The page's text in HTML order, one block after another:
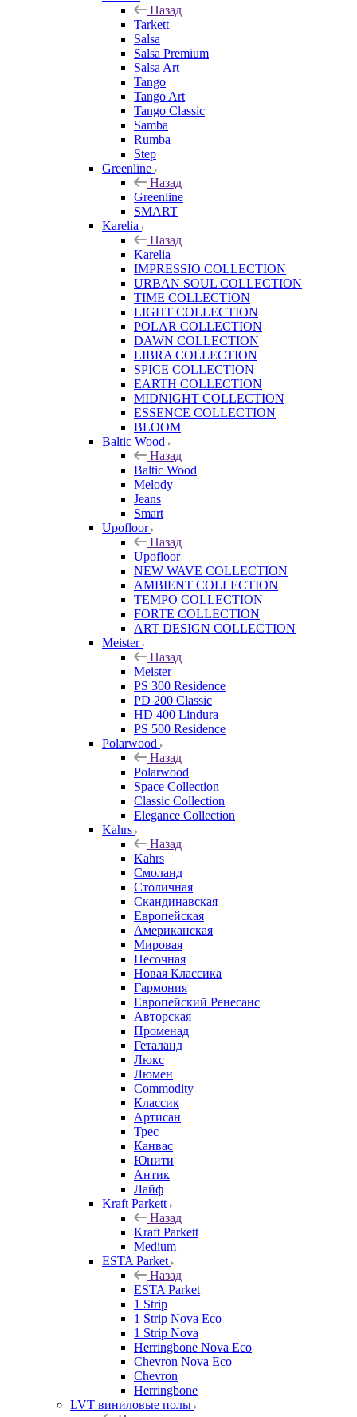
Назад
Tarkett
Salsa
Salsa Premium
Salsa Art
Tango
Tango Art
Tango Classic
Samba
Rumba
Step
Greenline
Назад
Greenline
SMART
Karelia
Назад
Karelia
IMPRESSIO COLLECTION
URBAN SOUL COLLECTION
TIME COLLECTION
LIGHT COLLECTION
POLAR COLLECTION
DAWN COLLECTION
LIBRA COLLECTION
SPICE COLLECTION
EARTH COLLECTION
MIDNIGHT COLLECTION
ESSENCE COLLECTION
BLOOM
Baltic Wood
Назад
Baltic Wood
Melody
Jeans
Smart
Upofloor
Назад
Upofloor
NEW WAVE COLLECTION
AMBIENT COLLECTION
TEMPO COLLECTION
FORTE COLLECTION
ART DESIGN COLLECTION
Meister
Назад
Meister
PS 300 Residence
PD 200 Classic
HD 400 Lindura
PS 500 Residence
Polarwood
Назад
Polarwood
Space Collection
Classic Collection
Elegance Collection
Kahrs
Назад
Kahrs
Смоланд
Столичная
Скандинавская
Европейская
Американская
Мировая
Песочная
Новая Классика
Гармония
Европейский Ренесанс
Авторская
Променад
Геталанд
Люкс
Люмен
Commodity
Классик
Артисан
Трес
Канвас
Юнити
Антик
Лайф
Kraft Parkett
Назад
Kraft Parkett
Medium
ESTA Parket
Назад
ESTA Parket
1 Strip
1 Strip Nova Eco
1 Strip Nova
Herringbone Nova Eco
Chevron Nova Eco
Chevron
Herringbone
LVT виниловые полы